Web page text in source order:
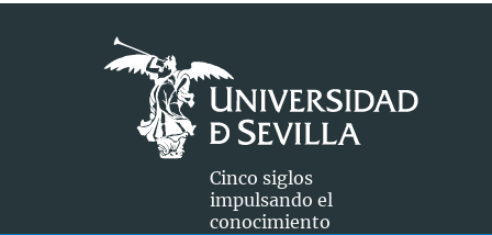
Cinco siglos
impulsando el
conocimiento